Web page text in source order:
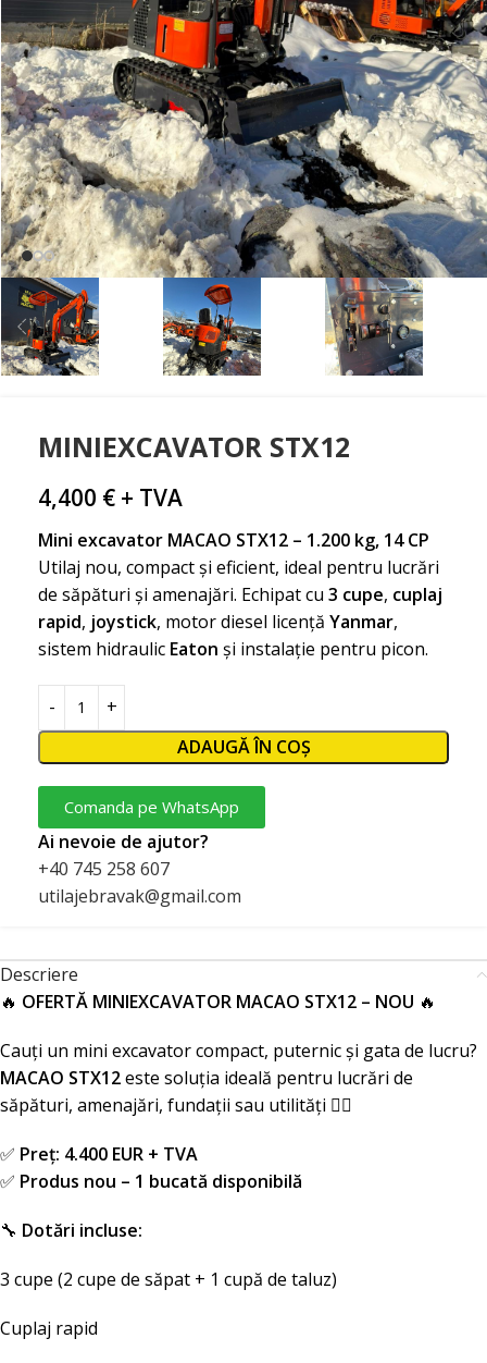
MINIEXCAVATOR STX12
4,400 € + TVA
Mini excavator MACAO STX12 – 1.200 kg, 14 CP
Utilaj nou, compact și eficient, ideal pentru lucrări
de săpături și amenajări. Echipat cu 3 cupe, cuplaj
rapid, joystick, motor diesel licență Yanmar,
sistem hidraulic Eaton și instalație pentru picon.
ADAUGĂ ÎN COȘ
Comanda pe WhatsApp
Ai nevoie de ajutor?
+40 745 258 607
utilajebravak@gmail.com
Descriere
🔥 OFERTĂ MINIEXCAVATOR MACAO STX12 – NOU 🔥
Cauți un mini excavator compact, puternic și gata de lucru?
MACAO STX12este soluția ideală pentru lucrări de
săpături, amenajări, fundații sau utilități 👷‍♂️
✅ Preț: 4.400 EUR + TVA
✅ Produs nou – 1 bucată disponibilă
🔧 Dotări incluse:
3 cupe (2 cupe de săpat + 1 cupă de taluz)
Cuplaj rapid